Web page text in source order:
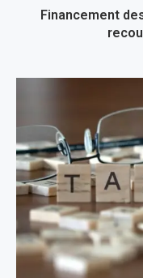
Financement